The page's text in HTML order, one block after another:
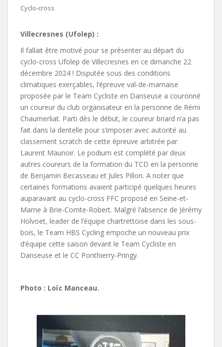
Cyclo-cross
Villecresnes (Ufolep) :
Il fallait être motivé pour se présenter au départ du
cyclo-cross Ufolep de Villecresnes en ce dimanche 22
décembre 2024 ! Disputée sous des conditions
climatiques exerçables, l’épreuve val-de-marnaise
proposée par le Team Cycliste en Danseuse a couronné
un coureur du club organisateur en la personne de Rémi
Chaumerliat. Parti dès le début, le coureur briard n’a pas
fait dans la dentelle pour s’imposer avec autorité au
classement scratch de cette épreuve arbitrée par
Laurent Maunoir. Le podium est complété par deux
autres coureurs de la formation du TCD en la personne
de Benjamin Becasseau et Jules Pillon. A noter que
certaines formations avaient participé quelques heures
auparavant au cyclo-cross FFC proposé en Seine-et-
Marne à Brie-Comte-Robert. Malgré l’absence de Jérémy
Holvoet, leader de l’équipe chartrettoise dans les sous-
bois, le Team HBS Cycling empoche un nouveau prix
d’équipe cette saison devant le Team Cycliste en
Danseuse et le CC Ponthierry-Pringy.
Photo : Loïc Manceau.